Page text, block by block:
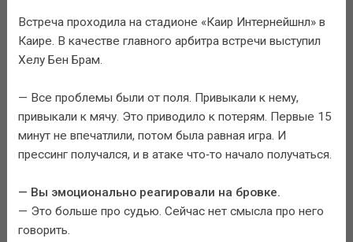
Встреча проходила на стадионе «Каир Интернейшнл» в
Каире. В качестве главного арбитра встречи выступил
Хелу Бен Брам.
— Все проблемы были от поля. Привыкали к нему,
привыкали к мячу. Это приводило к потерям. Первые 15
минут не впечатлили, потом была равная игра. И
прессинг получался, и в атаке что‑то начало получаться.
— Вы эмоционально реагировали на бровке.
— Это больше про судью. Сейчас нет смысла про него
говорить.